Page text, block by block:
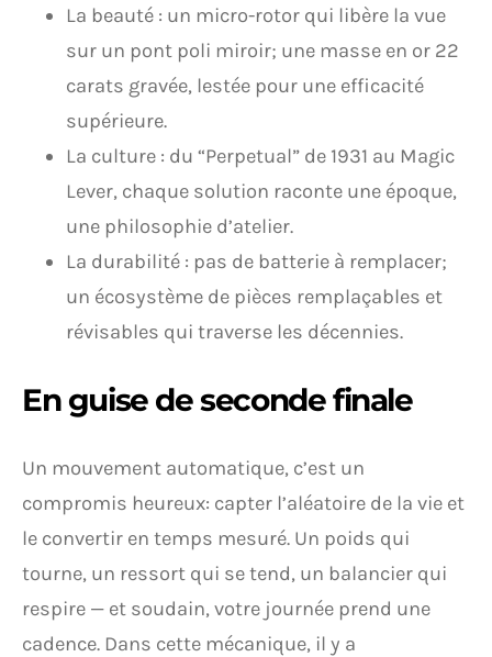
La beauté : un micro-rotor qui libère la vue
sur un pont poli miroir; une masse en or 22
carats gravée, lestée pour une efficacité
supérieure.
La culture : du “Perpetual” de 1931 au Magic
Lever, chaque solution raconte une époque,
une philosophie d’atelier.
La durabilité : pas de batterie à remplacer;
un écosystème de pièces remplaçables et
révisables qui traverse les décennies.
En guise de seconde finale
Un mouvement automatique, c’est un
compromis heureux: capter l’aléatoire de la vie et
le convertir en temps mesuré. Un poids qui
tourne, un ressort qui se tend, un balancier qui
respire — et soudain, votre journée prend une
cadence. Dans cette mécanique, il y a